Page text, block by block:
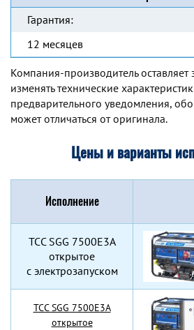
Гарантия:
12 месяцев
Компания-производитель оставляет
изменять технические
предварительного уведомления,
может отличаться от оригинала.
Цены и варианты
Исполнение
TCC SGG 7500Е3A
открытое
с электрозапуском
TCC SGG 7500Е3A
открытое